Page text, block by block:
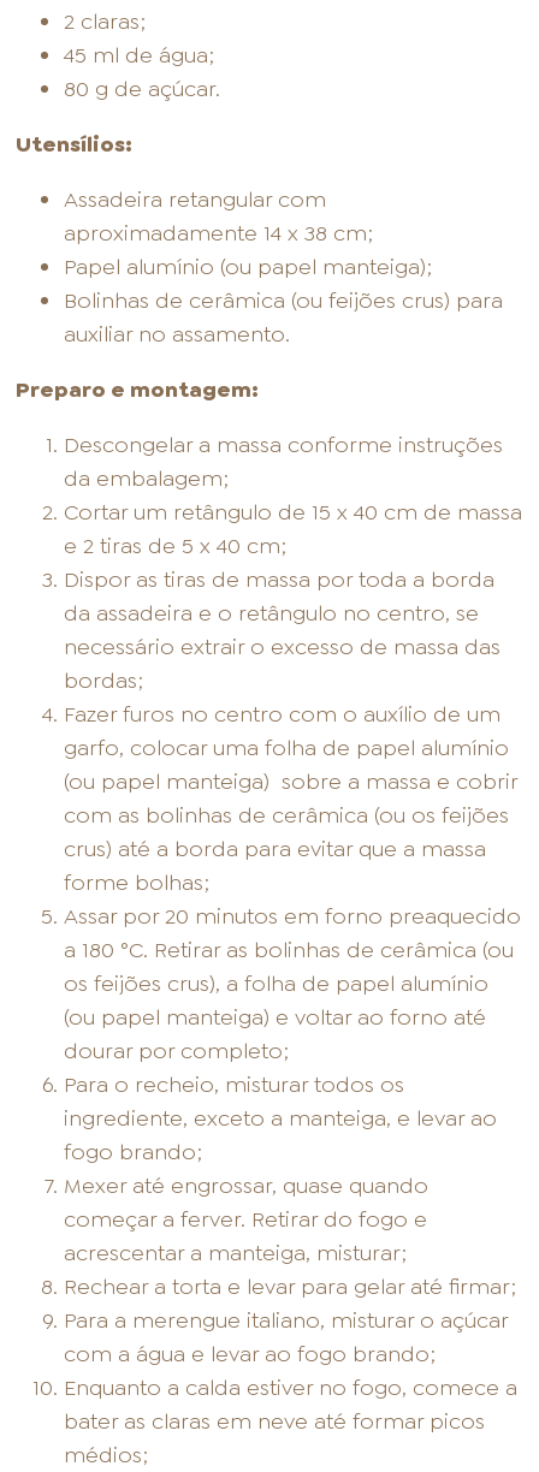
2 claras;
45 ml de água;
80 g de açúcar.
Utensílios:
Assadeira retangular com
aproximadamente 14 x 38 cm;
Papel alumínio (ou papel manteiga);
Bolinhas de cerâmica (ou feijões crus) para
auxiliar no assamento.
Preparo e montagem:
Descongelar a massa conforme instruções
da embalagem;
Cortar um retângulo de 15 x 40 cm de massa
e 2 tiras de 5 x 40 cm;
Dispor as tiras de massa por toda a borda
da assadeira e o retângulo no centro, se
necessário extrair o excesso de massa das
bordas;
Fazer furos no centro com o auxílio de um
garfo, colocar uma folha de papel alumínio
(ou papel manteiga) sobre a massa e cobrir
com as bolinhas de cerâmica (ou os feijões
crus) até a borda para evitar que a massa
forme bolhas;
Assar por 20 minutos em forno preaquecido
a 180 °C. Retirar as bolinhas de cerâmica (ou
os feijões crus), a folha de papel alumínio
(ou papel manteiga) e voltar ao forno até
dourar por completo;
Para o recheio, misturar todos os
ingrediente, exceto a manteiga, e levar ao
fogo brando;
Mexer até engrossar, quase quando
começar a ferver. Retirar do fogo e
acrescentar a manteiga, misturar;
Rechear a torta e levar para gelar até firmar;
Para a merengue italiano, misturar o açúcar
com a água e levar ao fogo brando;
Enquanto a calda estiver no fogo, comece a
bater as claras em neve até formar picos
médios;